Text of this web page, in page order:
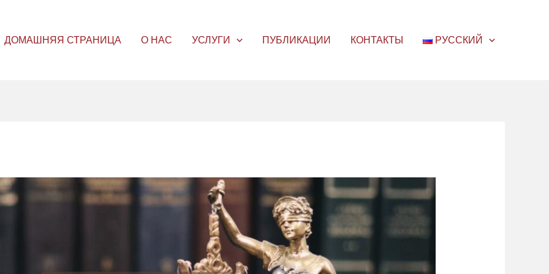
ДОМАШНЯЯ СТРАНИЦА О НАС УСЛУГИ ПУБЛИКАЦИИ КОНТАКТЫ РУССКИЙ